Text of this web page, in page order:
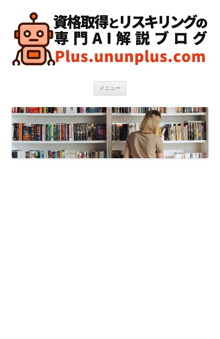
テ
ン
ツ
へ
ス
キ
メニュー